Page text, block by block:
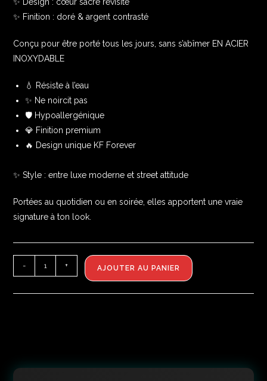
✨ Design : cœur sacré revisité
✨ Finition : doré & argent contrasté
Conçu pour être porté tous les jours, sans s’abîmer EN ACIER
INOXYDABLE
💧 Résiste à l’eau
✨ Ne noircit pas
🛡️ Hypoallergénique
💎 Finition premium
🔥 Design unique KF Forever
✨ Style : entre luxe moderne et street attitude
Portées au quotidien ou en soirée, elles apportent une vraie
signature à ton look.
- + AJOUTER AU PANIER